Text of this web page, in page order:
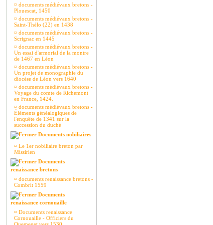
¤ documents médiévaux bretons -
Plouescat, 1450
¤ documents médiévaux bretons -
Saint-Thélo (22) en 1438
¤ documents médiévaux bretons -
Scrignac en 1445
¤ documents médiévaux bretons -
Un essai d'armorial de la montre
de 1467 en Léon
¤ documents médiévaux bretons -
Un projet de monographie du
diocèse de Léon vers 1640
¤ documents médiévaux bretons -
Voyage du comte de Richemont
en France, 1424.
¤ documents médiévaux bretons -
Éléments généalogiques de
l'enquête de 1341 sur la
succession du duché
Documents nobiliaires
¤ Le 1er nobiliaire breton par
Missirien
Documents
renaissance bretons
¤ documents renaissance bretons -
Combrit 1559
Documents
renaissance cornouaille
¤ Documents renaissance
Cornouaille - Officiers du